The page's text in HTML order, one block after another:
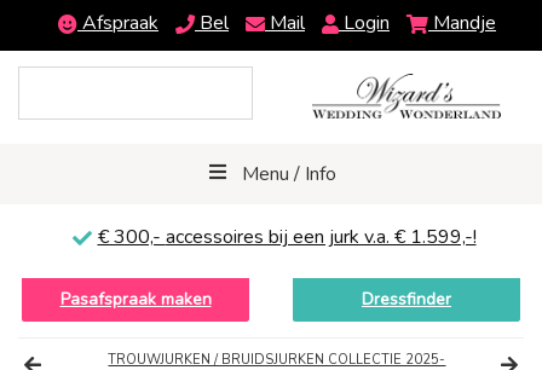
Afspraak Bel Mail Login Mandje
Menu / Info
€ 300,- accessoires bij een jurk v.a. € 1.599,-!
Pasafspraak maken Dressfinder
TROUWJURKEN / BRUIDSJURKEN COLLECTIE 2025-